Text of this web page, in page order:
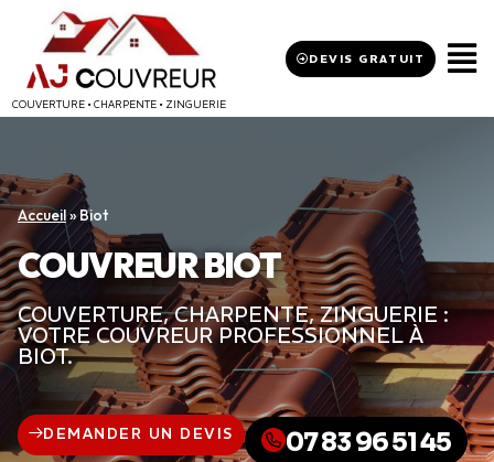
COUVERTURE • CHARPENTE • ZINGUERIE
DEVIS GRATUIT
Accueil»Biot
COUVREUR BIOT
COUVERTURE, CHARPENTE, ZINGUERIE :
VOTRE COUVREUR PROFESSIONNEL À
BIOT.
DEMANDER UN DEVIS 07 83 96 51 45